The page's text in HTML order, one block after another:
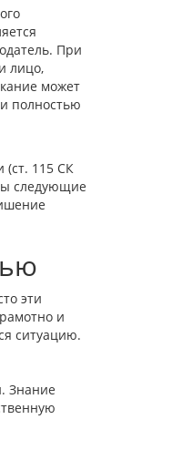
При
лицо,
может
полностью
(ст. 115 СК
следующие
эти
и
ситуацию.
Знание